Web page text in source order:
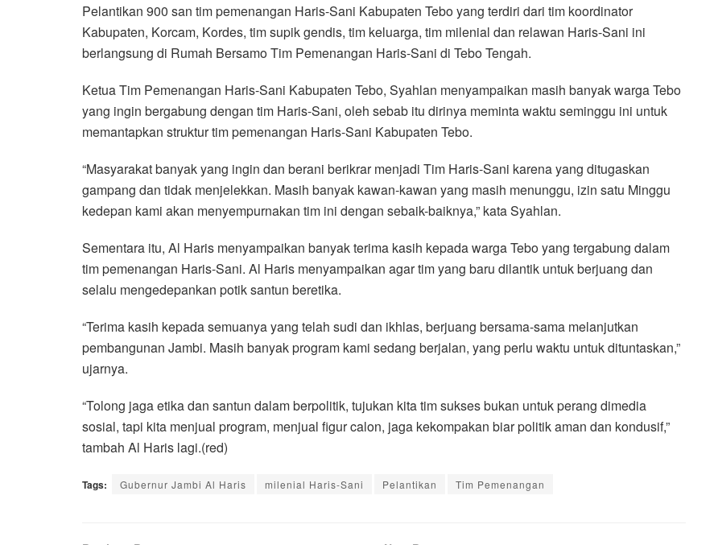
Pelantikan 900 san tim pemenangan Haris-Sani Kabupaten Tebo yang terdiri dari tim koordinator
Kabupaten, Korcam, Kordes, tim supik gendis, tim keluarga, tim milenial dan relawan Haris-Sani ini
berlangsung di Rumah Bersamo Tim Pemenangan Haris-Sani di Tebo Tengah.
Ketua Tim Pemenangan Haris-Sani Kabupaten Tebo, Syahlan menyampaikan masih banyak warga Tebo
yang ingin bergabung dengan tim Haris-Sani, oleh sebab itu dirinya meminta waktu seminggu ini untuk
memantapkan struktur tim pemenangan Haris-Sani Kabupaten Tebo.
“Masyarakat banyak yang ingin dan berani berikrar menjadi Tim Haris-Sani karena yang ditugaskan
gampang dan tidak menjelekkan. Masih banyak kawan-kawan yang masih menunggu, izin satu Minggu
kedepan kami akan menyempurnakan tim ini dengan sebaik-baiknya,” kata Syahlan.
Sementara itu, Al Haris menyampaikan banyak terima kasih kepada warga Tebo yang tergabung dalam
tim pemenangan Haris-Sani. Al Haris menyampaikan agar tim yang baru dilantik untuk berjuang dan
selalu mengedepankan potik santun beretika.
“Terima kasih kepada semuanya yang telah sudi dan ikhlas, berjuang bersama-sama melanjutkan
pembangunan Jambi. Masih banyak program kami sedang berjalan, yang perlu waktu untuk dituntaskan,”
ujarnya.
“Tolong jaga etika dan santun dalam berpolitik, tujukan kita tim sukses bukan untuk perang dimedia
sosial, tapi kita menjual program, menjual figur calon, jaga kekompakan biar politik aman dan kondusif,”
tambah Al Haris lagi.(red)
Tags: Gubernur Jambi Al Haris milenial Haris-Sani Pelantikan Tim Pemenangan